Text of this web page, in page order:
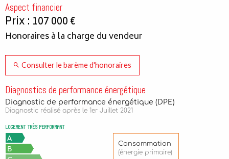
Aspect financier
Prix : 107 000 €
Honoraires à la charge du vendeur
Consulter le barème d'honoraires
Diagnostics de performance énergétique